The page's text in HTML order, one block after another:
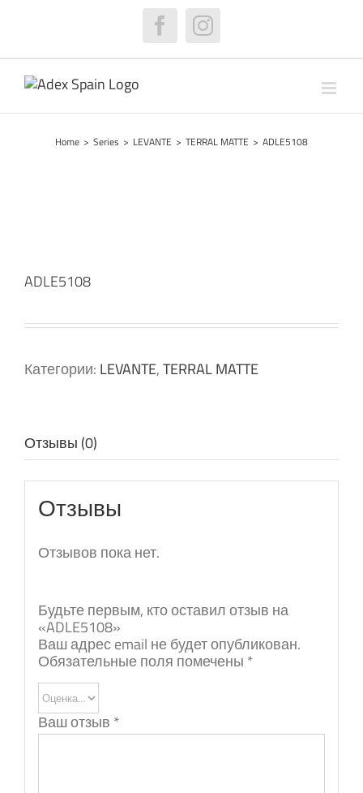
FacebookInstagram
Home > Series > LEVANTE > TERRAL MATTE > ADLE5108
ADLE5108
Категории: LEVANTE,TERRAL MATTE
Отзывы (0)
Отзывы
Отзывов пока нет.
Будьте первым, кто оставил отзыв на
«ADLE5108»
Ваш адрес email не будет опубликован.
Обязательные поля помечены *
Ваш отзыв *